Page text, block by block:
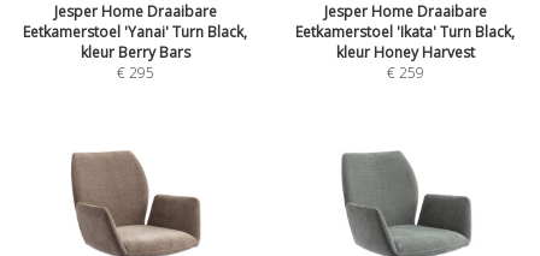
Jesper Home Draaibare
Eetkamerstoel 'Yanai' Turn Black,
kleur Berry Bars
€295
Jesper Home Draaibare
Eetkamerstoel 'Ikata' Turn Black,
kleur Honey Harvest
€259